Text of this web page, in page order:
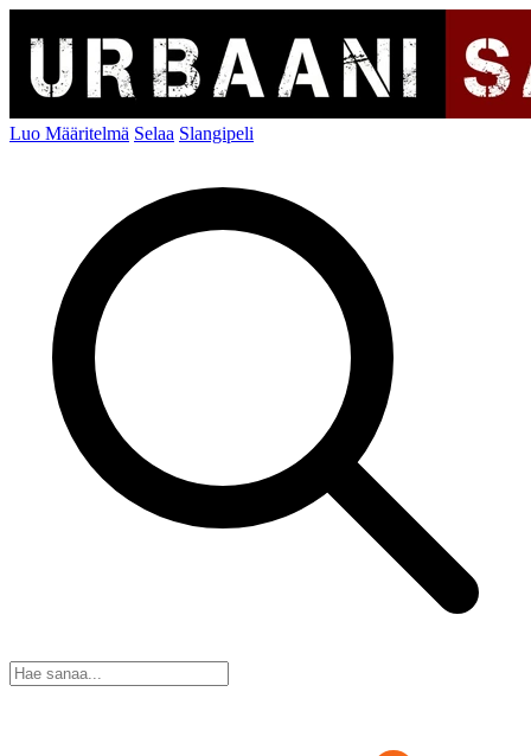
Luo Määritelmä Selaa Slangipeli